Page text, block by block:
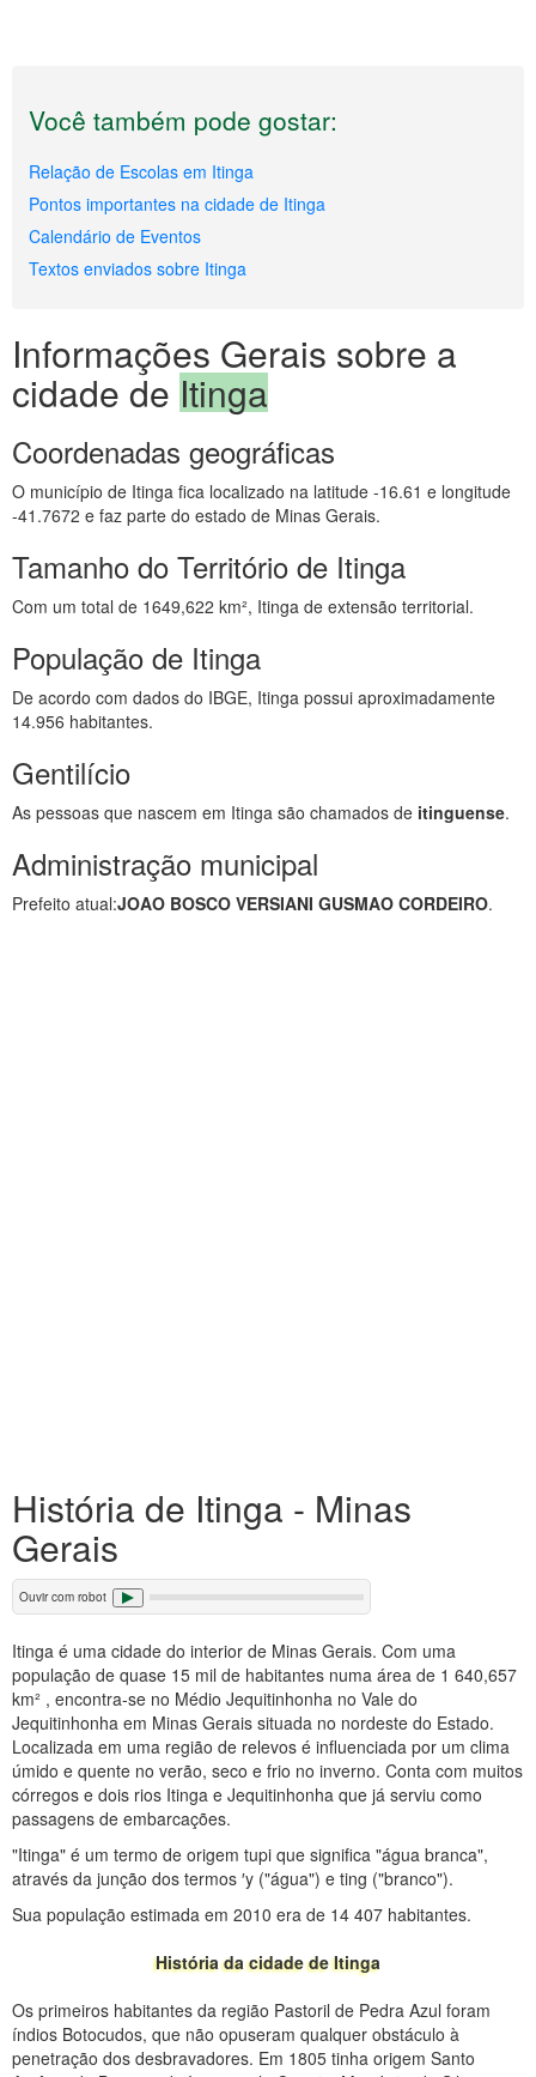
Você também pode gostar:
Relação de Escolas em Itinga
Pontos importantes na cidade de Itinga
Calendário de Eventos
Textos enviados sobre Itinga
Informações Gerais sobre a
cidade de Itinga
Coordenadas geográficas
O município de Itinga fica localizado na latitude -16.61 e longitude
-41.7672 e faz parte do estado de Minas Gerais.
Tamanho do Território de Itinga
Com um total de 1649,622 km², Itinga de extensão territorial.
População de Itinga
De acordo com dados do IBGE, Itinga possui aproximadamente
14.956 habitantes.
Gentilício
As pessoas que nascem em Itinga são chamados de itinguense.
Administração municipal
Prefeito atual:JOAO BOSCO VERSIANI GUSMAO CORDEIRO.
História de Itinga - Minas
Gerais
Ouvir com robot
Itinga é uma cidade do interior de Minas Gerais. Com uma
população de quase 15 mil de habitantes numa área de 1 640,657
km² , encontra-se no Médio Jequitinhonha no Vale do
Jequitinhonha em Minas Gerais situada no nordeste do Estado.
Localizada em uma região de relevos é influenciada por um clima
úmido e quente no verão, seco e frio no inverno. Conta com muitos
córregos e dois rios Itinga e Jequitinhonha que já serviu como
passagens de embarcações.
"Itinga" é um termo de origem tupi que significa "água branca",
através da junção dos termos ′y ("água") e ting ("branco").
Sua população estimada em 2010 era de 14 407 habitantes.
História da cidade de Itinga
Os primeiros habitantes da região Pastoril de Pedra Azul foram
índios Botocudos, que não opuseram qualquer obstáculo à
penetração dos desbravadores. Em 1805 tinha origem Santo